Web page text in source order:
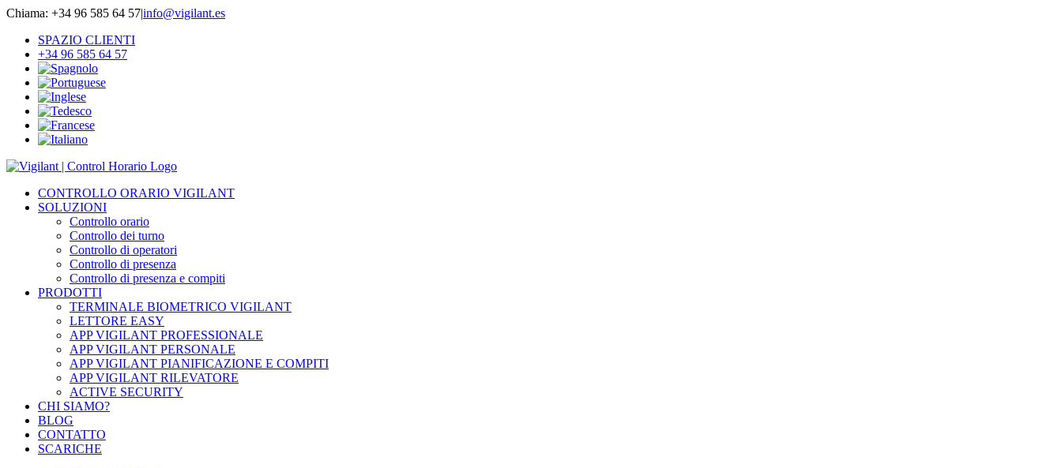
Skip
content
Chiama: +34 96 585 64 57|info@vigilant.es
SPAZIO CLIENTI
+34 96 585 64 57
CONTROLLO ORARIO VIGILANT
SOLUZIONI
Controllo orario
Controllo dei turno
Controllo di operatori
Controllo di presenza
Controllo di presenza e compiti
PRODOTTI
TERMINALE BIOMETRICO VIGILANT
LETTORE EASY
APP VIGILANT PROFESSIONALE
APP VIGILANT PERSONALE
APP VIGILANT PIANIFICAZIONE E COMPITI
APP VIGILANT RILEVATORE
ACTIVE SECURITY
CHI SIAMO?
BLOG
CONTATTO
SCARICHE